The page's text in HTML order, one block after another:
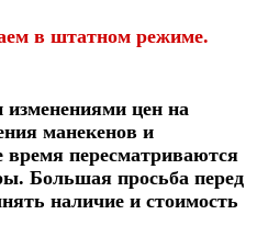
в штатном режиме.
цен на
манекенов и
пересматриваются
Большая просьба перед
наличие и стоимость